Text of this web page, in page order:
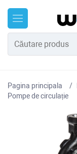
Pagina principala
Pompe de circulație